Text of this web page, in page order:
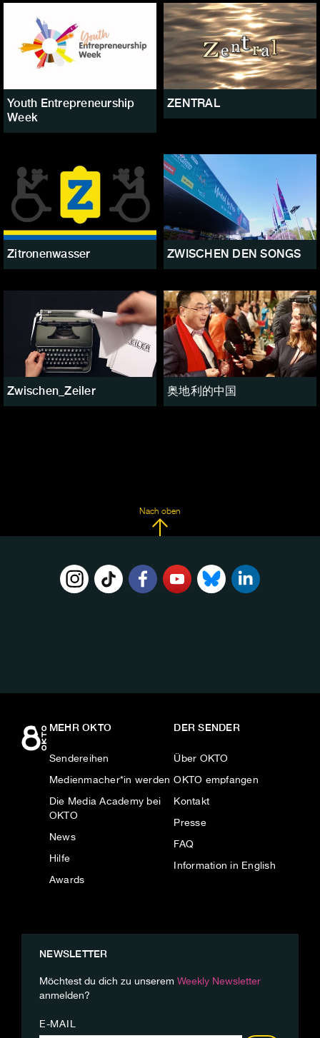
Youth Entrepreneurship
Week
ZENTRAL
Zitronenwasser ZWISCHEN DEN SONGS
Zwischen_Zeiler 奥地利的中国
Nach oben
MEHR OKTO
Sendereihen
Medienmacher*in werden
Die Media Academy bei
OKTO
News
Hilfe
Awards
DER SENDER
Über OKTO
OKTO empfangen
Kontakt
Presse
FAQ
Information in English
NEWSLETTER
Möchtest du dich zu unserem Weekly Newsletter
anmelden?
E-MAIL